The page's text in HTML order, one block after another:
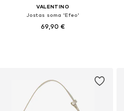
VALENTINO
Jostas soma 'Efeo'
69,90 €